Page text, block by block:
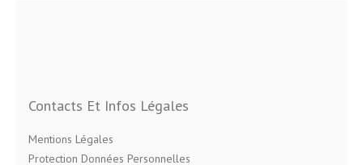
Contacts Et Infos Légales
Mentions Légales
Protection Données Personnelles